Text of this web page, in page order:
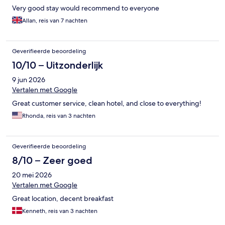
Very good stay would recommend to everyone
Allan, reis van 7 nachten
Geverifieerde beoordeling
10/10 – Uitzonderlijk
9 jun 2026
Vertalen met Google
Great customer service, clean hotel, and close to everything!
Rhonda, reis van 3 nachten
Geverifieerde beoordeling
8/10 – Zeer goed
20 mei 2026
Vertalen met Google
Great location, decent breakfast
Kenneth, reis van 3 nachten